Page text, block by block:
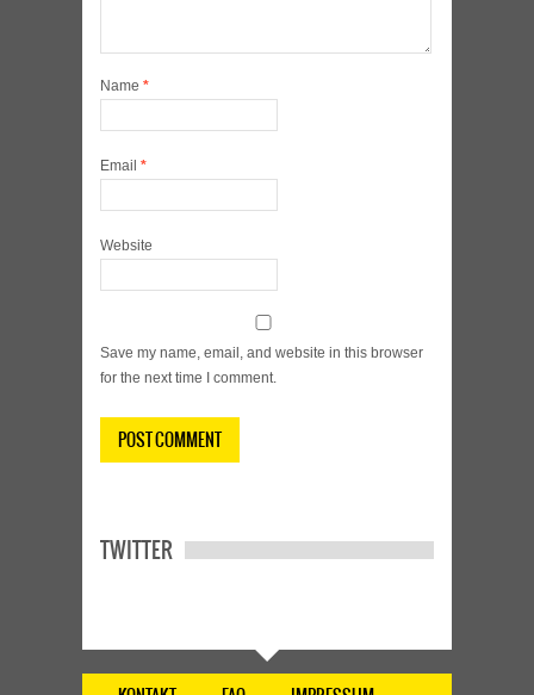
Name *
Email *
Website
Save my name, email, and website in this browser
for the next time I comment.
TWITTER